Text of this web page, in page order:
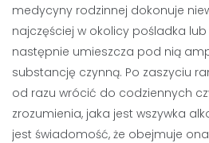
medycyny rodzinnej dokonuje
najczęściej w okolicy pośladka
następnie umieszcza pod nią
substancję czynną. Po zaszyciu
od razu wrócić do codziennych
zrozumienia, jaka jest wszywka
jest świadomość, że obejmuje